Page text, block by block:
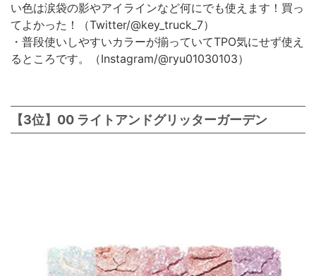
い色は涙袋の影やアイラインなど何にでも使えます！買っ
てよかった！（Twitter/@key_truck_7）
・普段使いしやすいカラーが揃っていてTPO気にせず使え
るところです。（Instagram/@ryu01030103）
【3位】00 ライトアンドグリッターガーデン